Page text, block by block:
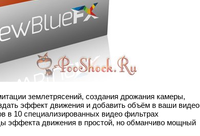
землетрясений, создания дрожания камеры,
эффект движения и добавить объём в ваши видео
в 10 специализированных видео фильтрах
эффекта движения в простой, но обманчиво мощный